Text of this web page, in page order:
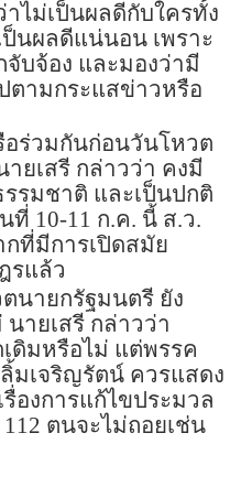
ไม่เป็นผลดีกับใครทั้ง
ป็นผลดีแน่นอน เพราะ
บจ้อง และมองว่ามี
ตามกระแสข่าวหรือ
อร่วมกันก่อนวันโหวต
ยเสรี กล่าวว่า คงมี
รมชาติ และเป็นปกติ
10-11 ก.ค. นี้ ส.ว.
ที่มีการเปิดสมัย
รแล้ว
นายกรัฐมนตรี ยัง
ายเสรี กล่าวว่า
ดิมหรือไม่ แต่พรรค
มเจริญรัตน์ ควรแสดง
องการแก้ไขประมวล
ตนจะไม่ถอยเช่น